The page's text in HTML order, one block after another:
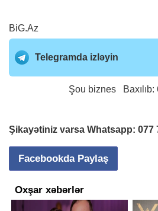
BiG.Az
Telegramda izləyin
Şou biznes
Şikayətiniz varsa Whatsapp: 077
Facebookda Paylaş
Oxşar xəbərlər